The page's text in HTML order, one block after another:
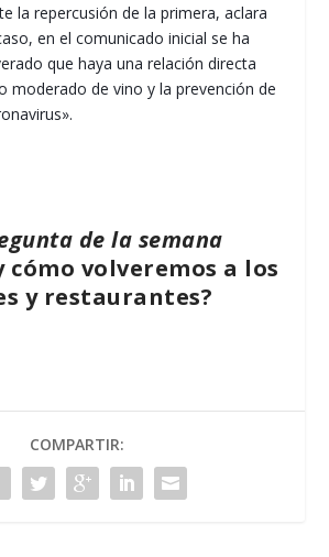
la repercusión de la primera, aclara
en el comunicado inicial se ha
que haya una relación directa
moderado de vino y la prevención de
de la semana
cómo volveremos a los
y restaurantes?
COMPARTIR: